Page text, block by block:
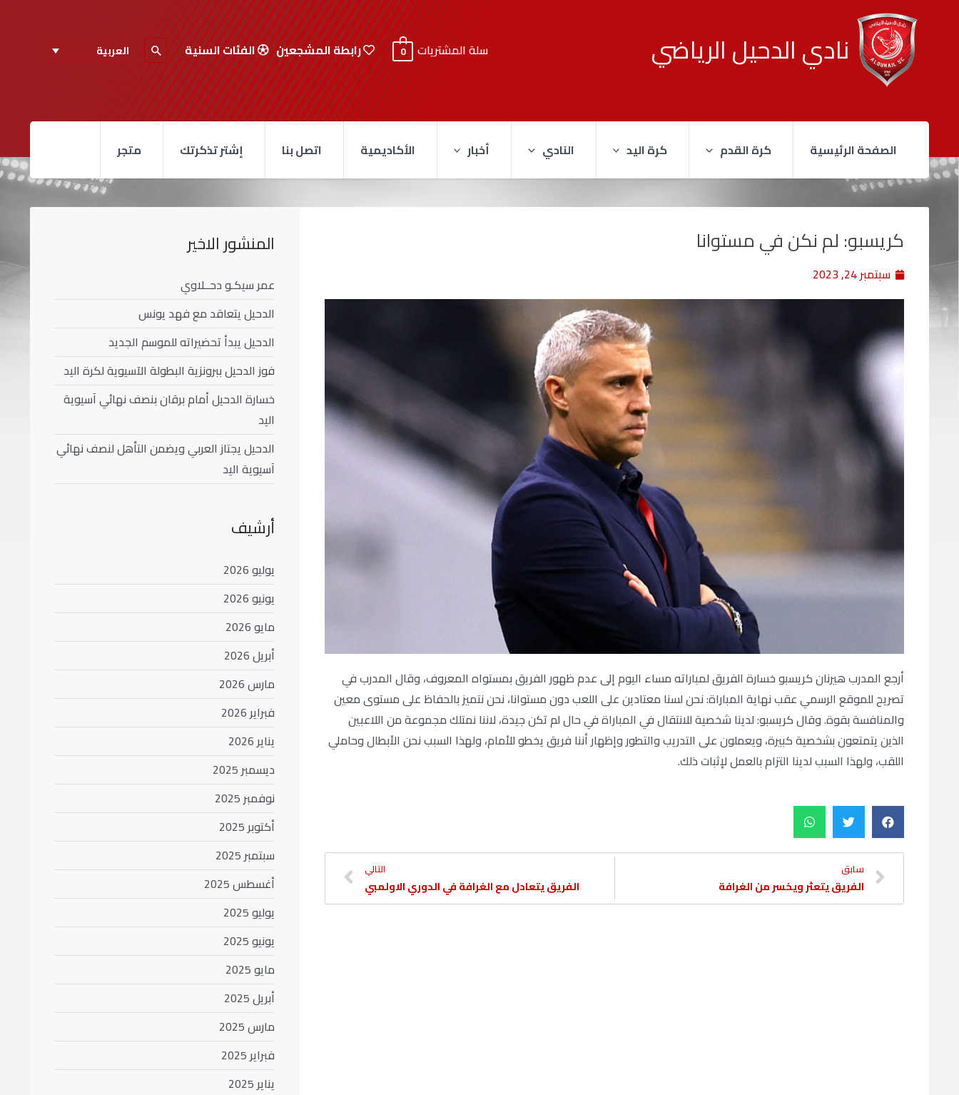
نادي الدحيل الرياضي سلة المشتريات 0 رابطة المشجعين الفئات السنية العربية
الصفحة الرئيسية كرة القدم كرة اليد النادي أخبار الأكاديمية اتصل بنا إشتر تذكرتك متجر
كريسبو: لم نكن في مستوانا
سبتمبر 24, 2023
أرجع المدرب هيرنان كريسبو خسارة الفريق لمباراته مساء اليوم إلى عدم ظهور الفريق بمستواه المعروف، وقال المدرب في
تصريح للموقع الرسمي عقب نهاية المباراة: نحن لسنا معتادين على اللعب دون مستوانا، نحن نتميز بالحفاظ على مستوى معين
والمنافسة بقوة. وقال كريسبو: لدينا شخصية للانتقال في المباراة في حال لم تكن جيدة، لاننا نمتلك مجموعة من اللاعبين
الذين يتمتعون بشخصية كبيرة، ويعملون على التدريب والتطور وإظهار أننا فريق يخطو للأمام، ولهذا السبب نحن الأبطال وحاملي
اللقب، ولهذا السبب لدينا التزام بالعمل لإثبات ذلك.
سابق
الفريق يتعثر ويخسر من الغرافة
التالي
الفريق يتعادل مع الغرافة في الدوري الاولمبي
المنشور الاخير
عمر سيكـو دحــلاوي
الدحيل يتعاقد مع فهد يونس
الدحيل يبدأ تحضيراته للموسم الجديد
فوز الدحيل ببرونزية البطولة الآسيوية لكرة اليد
خسارة الدحيل أمام برقان بنصف نهائي آسيوية
اليد
الدحيل يجتاز العربي ويضمن التأهل لنصف نهائي
آسيوية اليد
أرشيف
يوليو 2026
يونيو 2026
مايو 2026
أبريل 2026
مارس 2026
فبراير 2026
يناير 2026
ديسمبر 2025
نوفمبر 2025
أكتوبر 2025
سبتمبر 2025
أغسطس 2025
يوليو 2025
يونيو 2025
مايو 2025
أبريل 2025
مارس 2025
فبراير 2025
يناير 2025